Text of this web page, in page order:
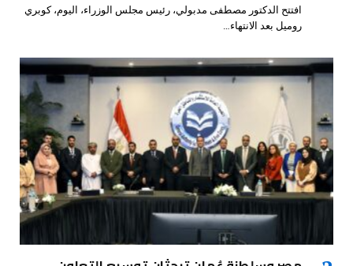
افتتح الدكتور مصطفى مدبولي، رئيس مجلس الوزراء، اليوم، كوبري
روميل بعد الانتهاء…